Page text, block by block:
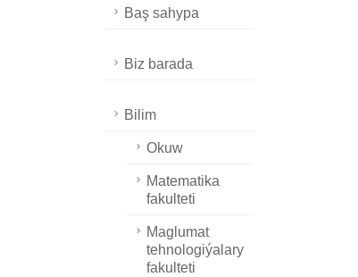
Baş sahypa
Biz barada
Bilim
Okuw
Matematika
fakulteti
Maglumat
tehnologiýalary
fakulteti